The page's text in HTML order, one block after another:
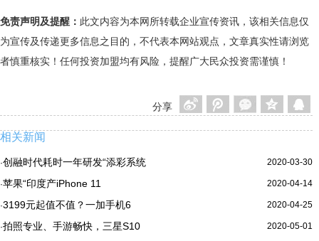
免责声明及提醒： 此文内容为本网所转载企业宣传资讯，该相关信息仅
为宣传及传递更多信息之目的，不代表本网站观点，文章真实性请浏览
者慎重核实！任何投资加盟均有风险，提醒广大民众投资需谨慎！
分享
相关新闻
2020-03-30
·创融时代耗时一年研发“添彩系统
2020-04-14
·苹果“印度产iPhone 11
2020-04-25
·3199元起值不值？一加手机6
2020-05-01
·拍照专业、手游畅快，三星S10